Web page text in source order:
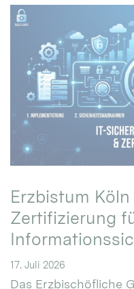
Erzbistum
Zertifizierung
17. Juli 2026
Das Erzbischöfliche